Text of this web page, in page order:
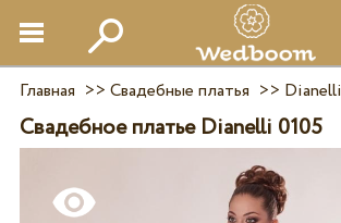
Главная >> Свадебные платья >> Dianelli
Свадебное платье Dianelli 0105